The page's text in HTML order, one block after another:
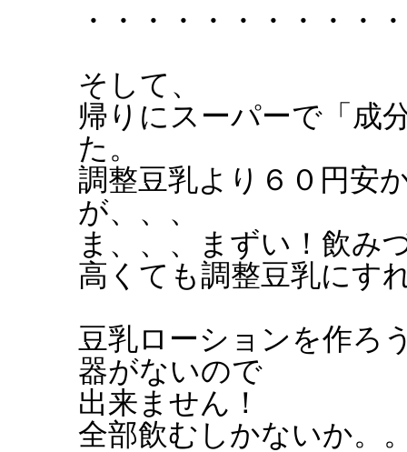
・・・・・・・・・・
そして、
帰りにスーパーで「成
た。
調整豆乳より６０円安
が、、、
ま、、、まずい！飲み
高くても調整豆乳にす
豆乳ローションを作ろ
器がないので
出来ません！
全部飲むしかないか。